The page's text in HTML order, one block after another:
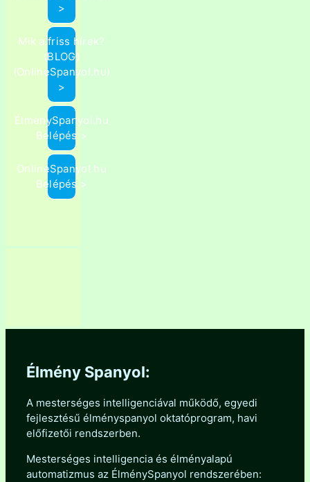
>
Mik a friss hírek?
(BLOG)
(OnlineSpanyol.hu)
>
ÉlménySpanyol.hu
Belépés >
OnlineSpanyol.hu
Belépés >
Élmény Spanyol:
A mesterséges intelligenciával működő, egyedi
fejlesztésű élményspanyol oktatóprogram, havi
előfizetői rendszerben.
Mesterséges intelligencia és élményalapú
automatizmus az ÉlménySpanyol rendszerében: